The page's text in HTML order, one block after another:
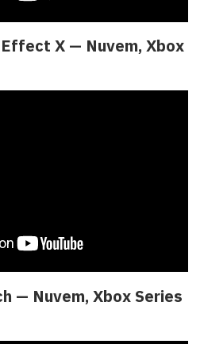
X — Nuvem, Xbox
— Nuvem, Xbox Series